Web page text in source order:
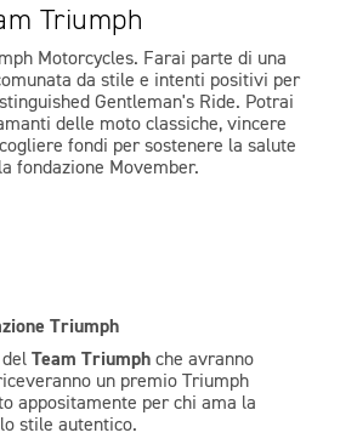
Triumph
Motorcycles. Farai parte di una
da stile e intenti positivi per
Gentleman's Ride. Potrai
delle moto classiche, vincere
fondi per sostenere la salute
fondazione Movember.
Triumph
Team Triumph che avranno
un premio Triumph
appositamente per chi ama la
stile autentico.